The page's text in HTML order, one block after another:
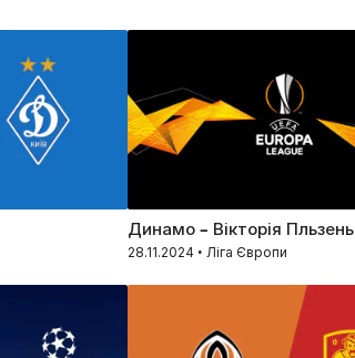
Динамо – Вікторія Пльзень
28.11.2024 • Ліга Європи